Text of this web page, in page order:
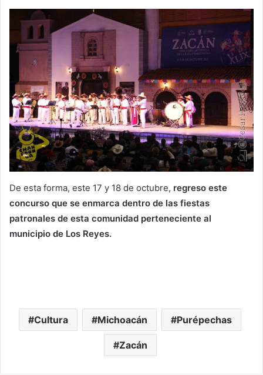
De esta forma, este 17 y 18 de octubre, regreso este
concurso que se enmarca dentro de las fiestas
patronales de esta comunidad perteneciente al
municipio de Los Reyes.
Cultura Michoacán Purépechas
Zacán